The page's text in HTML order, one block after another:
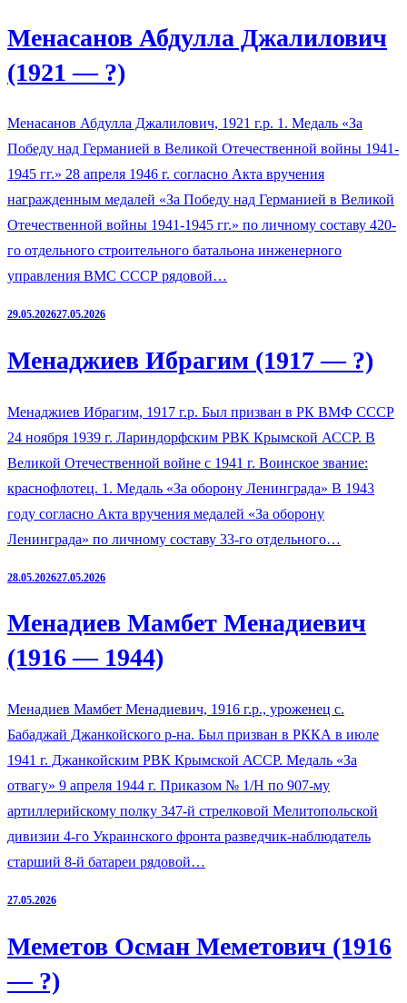
Менасанов Абдулла Джалилович
(1921 — ?)
Менасанов Абдулла Джалилович, 1921 г.р. 1. Медаль «За
Победу над Германией в Великой Отечественной войны 1941-
1945 гг.» 28 апреля 1946 г. согласно Акта вручения
награжденным медалей «За Победу над Германией в Великой
Отечественной войны 1941-1945 гг.» по личному составу 420-
го отдельного строительного батальона инженерного
управления ВМС СССР рядовой…
29.05.202627.05.2026
Менаджиев Ибрагим (1917 — ?)
Менаджиев Ибрагим, 1917 г.р. Был призван в РК ВМФ СССР
24 ноября 1939 г. Лариндорфским РВК Крымской АССР. В
Великой Отечественной войне с 1941 г. Воинское звание:
краснофлотец. 1. Медаль «За оборону Ленинграда» В 1943
году согласно Акта вручения медалей «За оборону
Ленинграда» по личному составу 33-го отдельного…
28.05.202627.05.2026
Менадиев Мамбет Менадиевич
(1916 — 1944)
Менадиев Мамбет Менадиевич, 1916 г.р., уроженец с.
Бабаджай Джанкойского р-на. Был призван в РККА в июле
1941 г. Джанкойским РВК Крымской АССР. Медаль «За
отвагу» 9 апреля 1944 г. Приказом № 1/Н по 907-му
артиллерийскому полку 347-й стрелковой Мелитопольской
дивизии 4-го Украинского фронта разведчик-наблюдатель
старший 8-й батареи рядовой…
27.05.2026
Меметов Осман Меметович (1916
— ?)